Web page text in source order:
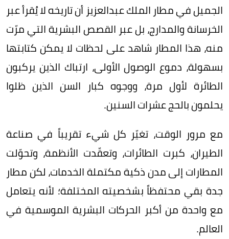
الجميل في مطار الملك عبدالعزيز أن تاريخه لا يُقرأ عبر
الخرسانة والمدارج، بل عبر القصص البشرية التي مرّت
منه، هذا المطار شاهد على لحظات لا يمكن كتابتها
بسهولة، دموع الوصول الأولى، ارتباك الذين يركبون
الطائرة لأول مرة، ووجوه كبار السن الذين ظلوا
يحلمون بالحج عشرات السنين.
مع مرور الوقت، تغيّر كل شيء تقريباً في صناعة
الطيران، كبرت الطائرات، وتعقّدت الأنظمة، وتحوّلت
المطارات إلى مدن ذكية مكتملة الخدمات، لكن مطار
جدة بقي محتفظاً بشخصيته المختلفة؛ لأنه يتعامل
مع واحدة من أكبر الحركات البشرية الموسمية في
العالم.